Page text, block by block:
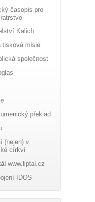
časopis pro
Kalich
tisková misie
společnost
překlad
(nejen) v
církvi
www.liptal.cz
IDOS